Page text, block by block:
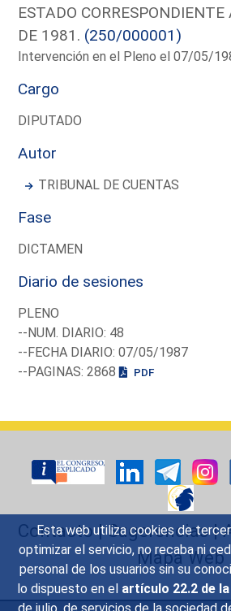
Esta web utiliza cookies de
optimizar el servicio, no recaba ni
personal de los usuarios sin su
lo dispuesto en el artículo 22.2 de
ESTADO CORRESPONDIENTE
DE 1981. (250/000001)
Intervención en el Pleno el 07/05/
Cargo
DIPUTADO
Autor
TRIBUNAL DE CUENTAS
Fase
DICTAMEN
Diario de sesiones
PLENO
--NUM. DIARIO: 48
--FECHA DIARIO: 07/05/1987
--PAGINAS: 2868
PDF
Contacto|Sugerencias|
Mapa Web